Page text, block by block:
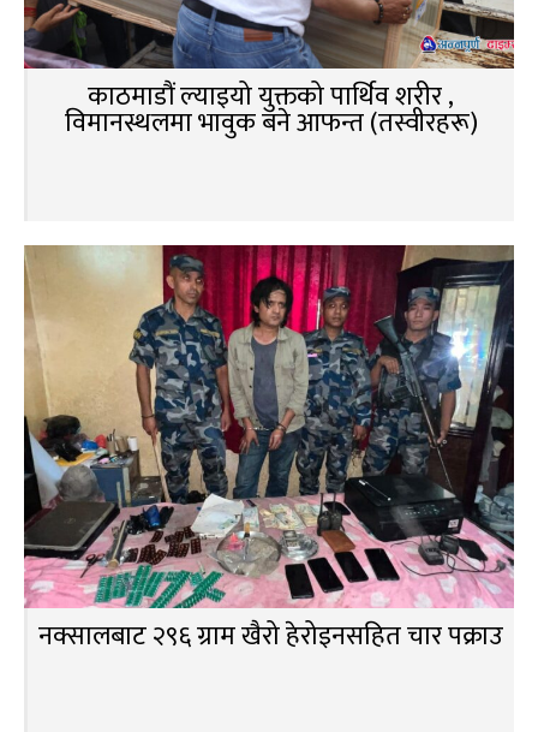
काठमाडौं ल्याइयो युक्तको पार्थिव शरीर ,
विमानस्थलमा भावुक बने आफन्त (तस्वीरहरू)
नक्सालबाट २९६ ग्राम खैरो हेरोइनसहित चार पक्राउ